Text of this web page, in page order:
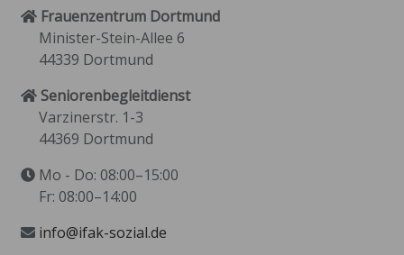
Frauenzentrum Dortmund
Minister-Stein-Allee 6
44339 Dortmund
Seniorenbegleitdienst
Varzinerstr. 1-3
44369 Dortmund
Mo - Do: 08:00–15:00
Fr: 08:00–14:00
info@ifak-sozial.de